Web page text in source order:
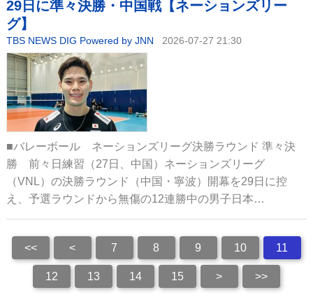
29日に準々決勝・中国戦【ネーションズリー
グ】
TBS NEWS DIG Powered by JNN 2026-07-27 21:30
■バレーボール ネーションズリーグ決勝ラウンド 準々決
勝 前々日練習（27日、中国）ネーションズリーグ
（VNL）の決勝ラウンド（中国・寧波）開幕を29日に控
え、予選ラウンドから無傷の12連勝中の男子日本…
<< < 7 8 9 10 11
12 13 14 15 > >>